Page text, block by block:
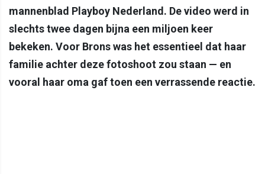
mannenblad Playboy Nederland. De video werd in
slechts twee dagen bijna een miljoen keer
bekeken. Voor Brons was het essentieel dat haar
familie achter deze fotoshoot zou staan — en
vooral haar oma gaf toen een verrassende reactie.